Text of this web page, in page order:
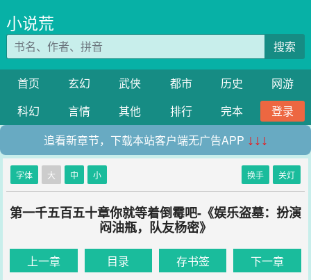
小说荒
搜索
首页 玄幻 武侠 都市 历史
网游
科幻
言情 其他 排行 完本
登录
追看新章节，下载本站客户端无广告APP ↓↓↓
字体 大 中 小 换手 关灯
第一千五百五十章你就等着倒霉吧-《娱乐盗墓：扮演
闷油瓶，队友杨密》
上一章 目录 存书签 下一章